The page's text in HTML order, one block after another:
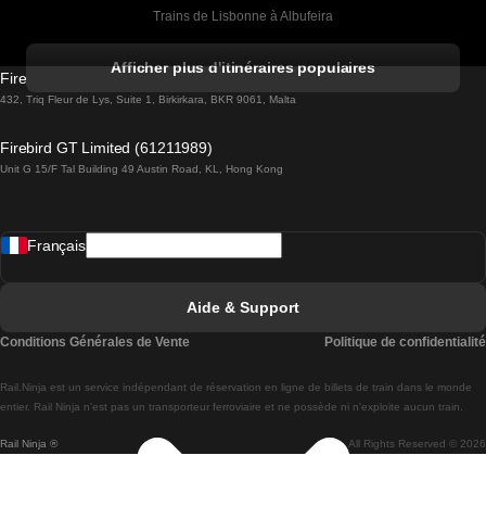
Trains de Lisbonne à Albufeira
Trains de Lisbonne à Lagos
Trains de Lisbonne à Madrid
Trains de Lisbonne à Braga
Trains de Braga à Lisbonne
Afficher plus d'itinéraires populaires
Firebird GT Limited (OC 1451)
432, Triq Fleur de Lys, Suite 1, Birkirkara, BKR 9061, Malta
Firebird GT Limited (61211989)
Unit G 15/F Tal Building 49 Austin Road, KL, Hong Kong
Rail Ninja ® All Rights Reserved © 2026
Rail.Ninja est un service indépendant de réservation en ligne de billets de train dans le monde
entier. Rail Ninja n'est pas un transporteur ferroviaire et ne possède ni n'exploite aucun train.
Français
Aide & Support
Conditions Générales de Vente Politique de confidentialité